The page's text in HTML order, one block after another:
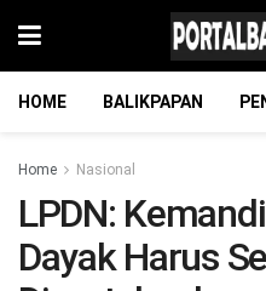
HOME BALIKPAPAN
Home Nasional
LPDN:
Dayak Harus